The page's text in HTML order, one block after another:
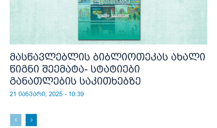
მასწავლებლის ბიბლიოთეკას ახალი
წიგნი შეემატა- სტატიები
განათლების საკითხებზე
21 იანვარი, 2025 - 10:39